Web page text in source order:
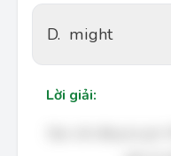
D. might
Lời giải: